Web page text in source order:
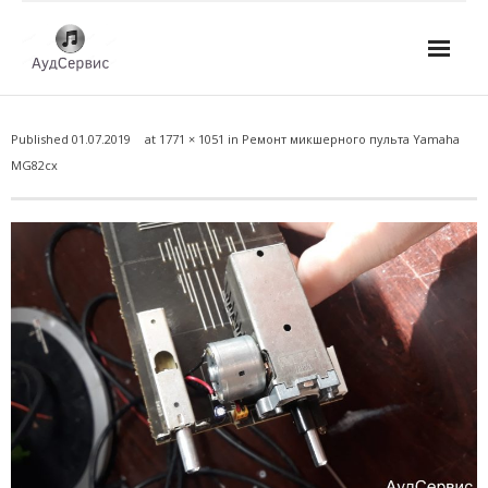
- Ремонт автомагнитол
- Ремонт микшерных пультов и консолей
- Ремонт активной акустики
- Ремонт домашних кинотеатров
- Ремонт музыкальных центров
- Ремонт аудио для клубов, ресторанов, школ
- Изготовление усилителей
Published 01.07.2019 at 1771 × 1051 in Ремонт микшерного пульта Yamaha
MG82cx